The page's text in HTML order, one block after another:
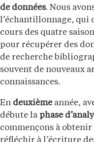
de données. Nous
l’échantillonnage, qui
cours des quatre
pour récupérer des
de recherche
souvent de nouveaux
connaissances.
En deuxièmeannée,
débute la phase
commençons à
réfléchir à l’écriture